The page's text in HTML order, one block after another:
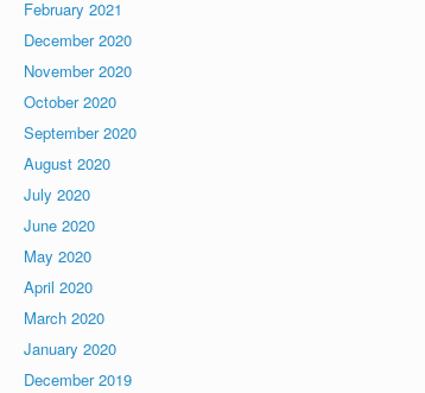
February 2021
December 2020
November 2020
October 2020
September 2020
August 2020
July 2020
June 2020
May 2020
April 2020
March 2020
January 2020
December 2019